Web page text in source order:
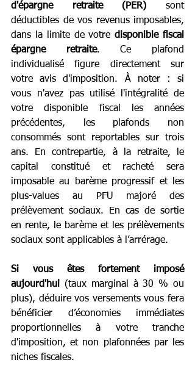
d'épargne retraite (PER) sont
déductibles de vos revenus imposables,
dans la limite de votre disponible fiscal
épargne retraite. Ce plafond
individualisé figure directement sur
votre avis d'imposition. À noter : si
vous n'avez pas utilisé l'intégralité de
votre disponible fiscal les années
précédentes, les plafonds non
consommés sont reportables sur trois
ans. En contrepartie, à la retraite, le
capital constitué et racheté sera
imposable au barème progressif et les
plus-values au PFU majoré des
prélèvement sociaux. En cas de sortie
en rente, le barème et les prélèvements
sociaux sont applicables à l’arrérage.
Si vous êtes fortement imposé
aujourd'hui (taux marginal à 30 % ou
plus), déduire vos versements vous fera
bénéficier d’économies immédiates
proportionnelles à votre tranche
d'imposition, et non plafonnées par les
niches fiscales.